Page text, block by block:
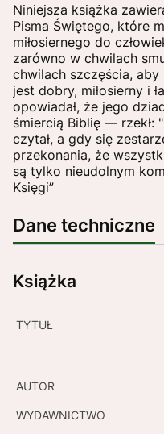
Niniejsza książka
Pisma Świętego, które
miłosiernego do
zarówno w chwilach
chwilach szczęścia,
jest dobry, miłosierny i
opowiadał, że jego
śmiercią Biblię — rzekł:
czytał, a gdy się
przekonania, że
są tylko nieudolnym
Księgi”
Dane techniczne
Książka
TYTUŁ
AUTOR
WYDAWNICTWO